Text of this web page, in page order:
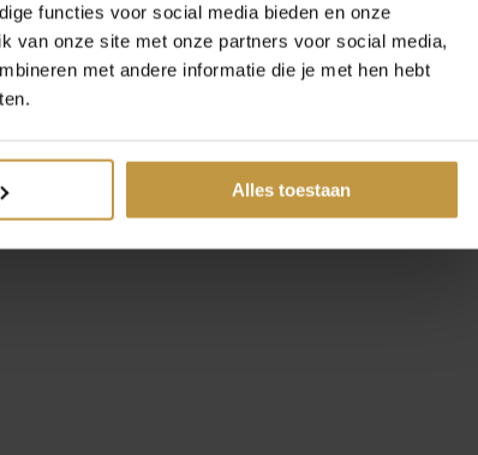
functies voor social media bieden en onze
van onze site met onze partners voor social media,
met andere informatie die je met hen hebt
Alles toestaan